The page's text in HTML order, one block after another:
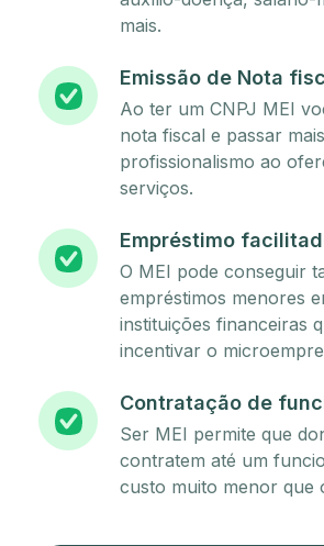
mais.
Emissão de Nota
Ao ter um CNPJ MEI
nota fiscal e passar mais
profissionalismo ao
serviços.
Empréstimo
O MEI pode conseguir
empréstimos menores
instituições financeiras
incentivar o
Contratação de
Ser MEI permite que
contratem até um
custo muito menor que